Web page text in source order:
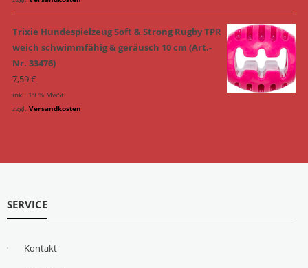
Trixie Hundespielzeug Soft & Strong Rugby TPR
weich schwimmfähig & geräusch 10 cm (Art.-
Nr. 33476)
7,59€
inkl. 19 % MwSt.
zzgl. Versandkosten
SERVICE
Kontakt